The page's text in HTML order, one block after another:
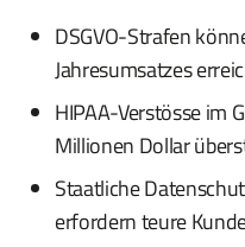
DSGVO-Strafen
Jahresumsatzes
HIPAA-Verstösse im
Millionen Dollar
Staatliche
erfordern teure